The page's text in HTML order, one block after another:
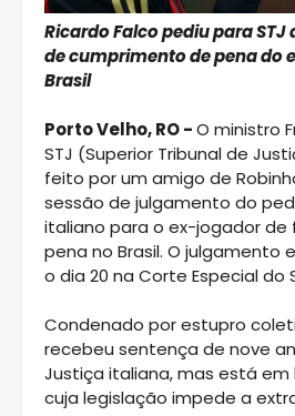
Ricardo Falco pediu para
de cumprimento de pena do
Brasil
Porto Velho, RO -O ministro
STJ (Superior Tribunal de
feito por um amigo de
sessão de julgamento do
italiano para o ex-jogador de
pena no Brasil. O julgamento
o dia 20 na Corte Especial do
Condenado por estupro
recebeu sentença de nove
Justiça italiana, mas está em
cuja legislação impede a